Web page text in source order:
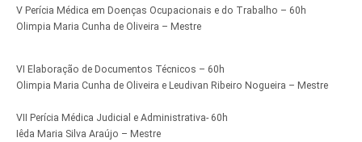
V Perícia Médica em Doenças Ocupacionais e do Trabalho – 60h
Olimpia Maria Cunha de Oliveira – Mestre
VI Elaboração de Documentos Técnicos – 60h
Olimpia Maria Cunha de Oliveira e Leudivan Ribeiro Nogueira – Mestre
VII Perícia Médica Judicial e Administrativa- 60h
Iêda Maria Silva Araújo – Mestre